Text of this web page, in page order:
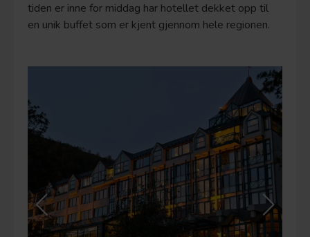
tiden er inne for middag har hotellet dekket opp til
en unik buffet som er kjent gjennom hele regionen.